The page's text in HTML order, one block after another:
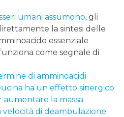
umani assumono, gli
la sintesi delle
essenziale
come segnale di
di amminoacidi
ha un effetto sinergico
aumentare la massa
velocità di deambulazione